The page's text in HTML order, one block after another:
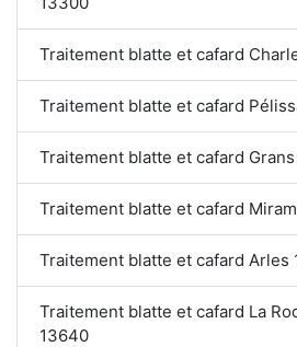
Traitement blatte et cafard
Traitement blatte et cafard
Traitement blatte et cafard
Traitement blatte et cafard
Traitement blatte et cafard Arles
Traitement blatte et cafard La
13640